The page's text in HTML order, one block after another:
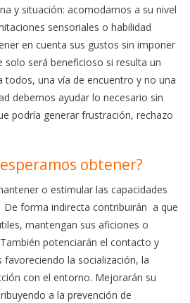
y situación: acomodarnos a su nivel
sensoriales o habilidad
en cuenta sus gustos sin imponer
solo será beneficioso si resulta un
una vía de encuentro y no una
debemos ayudar lo necesario sin
podría generar frustración, rechazo
obtener?
o estimular las capacidades
forma indirecta contribuirán a que
mantengan sus aficiones o
potenciarán el contacto y
favoreciendo la socialización, la
con el entorno. Mejorarán su
a la prevención de